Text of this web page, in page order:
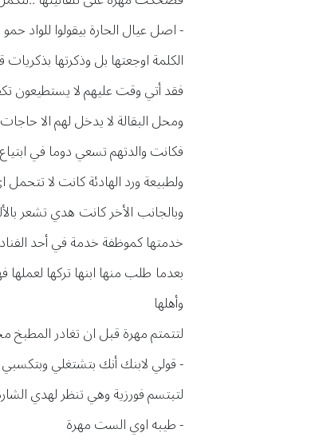
- اصل عيال الحارة بيقولوا للواد
الكلمة اوجعتها بل وذكرتها
فقد أتي وقت عليهم لا يستطيعون
ومحل البقالة لا يدخل لهم الا
فكانت والدتهم تسعي دوما في
ولطبيعة ورد الهادئة كانت لا تتحمل
وبالجانب الأخر كانت هدي تشعر
خدمتها كموظفة خدمة في أحد
بعدما طلب منها ابنها تركها
وأهلها
لتتمتم مهرة قبل ان تغادر المطبخ
- قولي لابنك أنك بتشتغلي
لتبتسم فورزية وهي تنظر لهدي
- طيبه اوي الست مهرة